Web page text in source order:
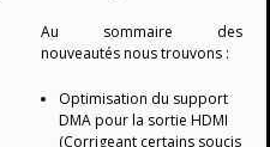
Au sommaire des
nouveautés nous trouvons :
Optimisation du support
DMA pour la sortie HDMI
(Corrigeant certains soucis